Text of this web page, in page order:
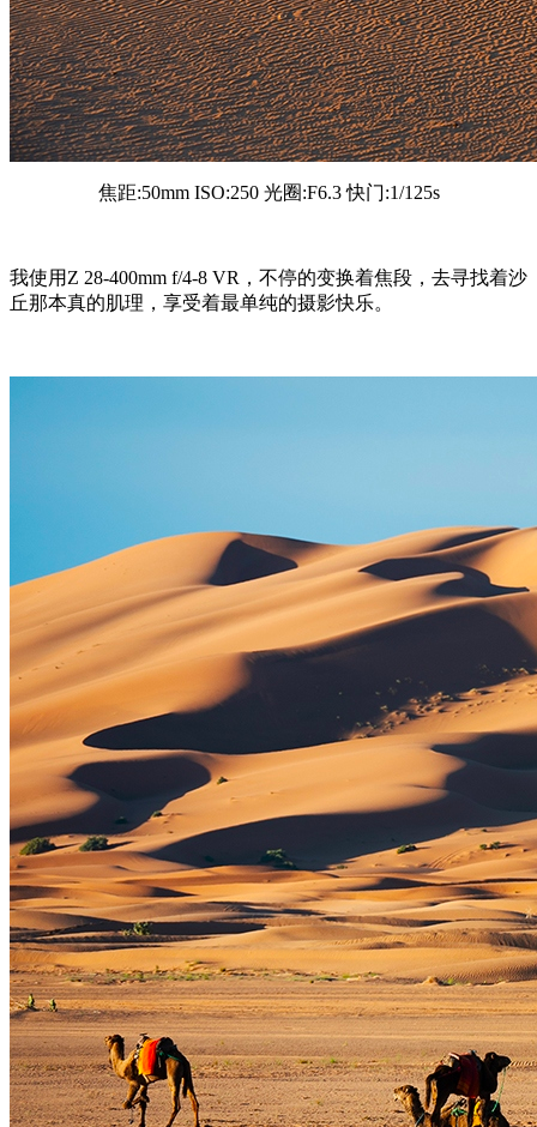
焦距:50mm ISO:250 光圈:F6.3 快门:1/125s
我使用Z 28-400mm f/4-8 VR，不停的变换着焦段，去寻找着沙
丘那本真的肌理，享受着最单纯的摄影快乐。